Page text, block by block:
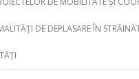
DE DEPLASARE ÎN